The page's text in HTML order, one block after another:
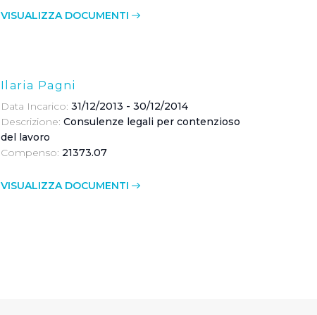
VISUALIZZA DOCUMENTI
Ilaria Pagni
Data Incarico: 31/12/2013 - 30/12/2014
Descrizione: Consulenze legali per contenzioso
del lavoro
Compenso: 21373.07
VISUALIZZA DOCUMENTI